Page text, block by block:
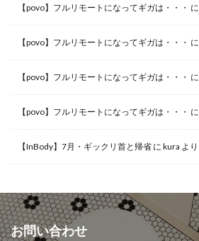
【povo】フルリモートになってギガは・・・ に
【povo】フルリモートになってギガは・・・ に
【povo】フルリモートになってギガは・・・ に
【povo】フルリモートになってギガは・・・ に
【InBody】7月・ギックリ首と帰省 に kura より
お問い合わせ